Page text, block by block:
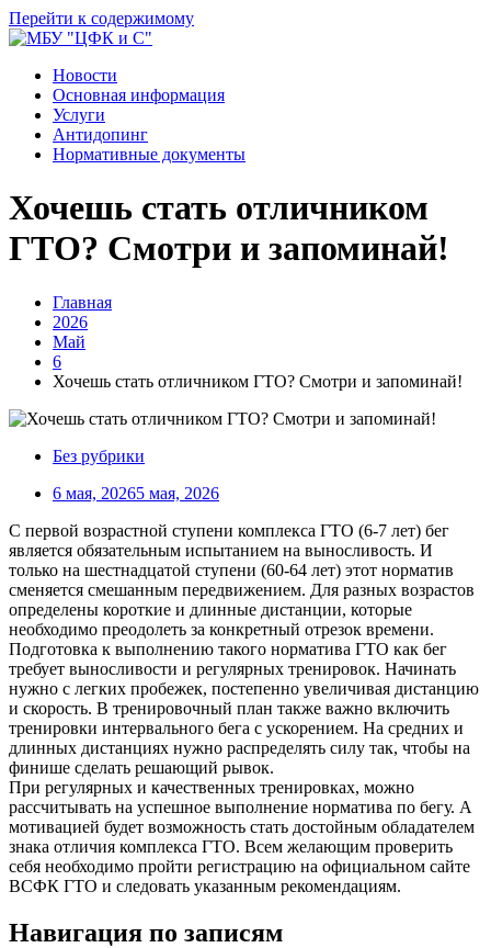
Перейти к содержимому
Новости
Основная информация
Услуги
Антидопинг
Нормативные документы
Хочешь стать отличником
ГТО? Смотри и запоминай!
Главная
2026
Май
6
Хочешь стать отличником ГТО? Смотри и запоминай!
Без рубрики
6 мая, 20265 мая, 2026
С первой возрастной ступени комплекса ГТО (6-7 лет) бег
является обязательным испытанием на выносливость. И
только на шестнадцатой ступени (60-64 лет) этот норматив
сменяется смешанным передвижением. Для разных возрастов
определены короткие и длинные дистанции, которые
необходимо преодолеть за конкретный отрезок времени.
Подготовка к выполнению такого норматива ГТО как бег
требует выносливости и регулярных тренировок. Начинать
нужно с легких пробежек, постепенно увеличивая дистанцию
и скорость. В тренировочный план также важно включить
тренировки интервального бега с ускорением. На средних и
длинных дистанциях нужно распределять силу так, чтобы на
финише сделать решающий рывок.
При регулярных и качественных тренировках, можно
рассчитывать на успешное выполнение норматива по бегу. А
мотивацией будет возможность стать достойным обладателем
знака отличия комплекса ГТО. Всем желающим проверить
себя необходимо пройти регистрацию на официальном сайте
ВСФК ГТО и следовать указанным рекомендациям.
Навигация по записям